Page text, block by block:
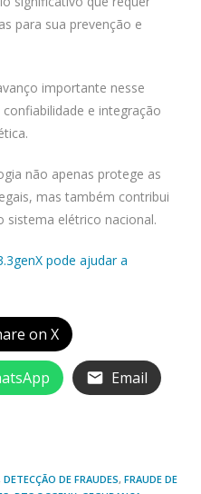
para sua prevenção e
importante nesse
e integração
não apenas protege as
mas também contribui
sistema elétrico nacional.
pode ajudar a
on X
Email
DETECÇÃO DE FRAUDES, FRAUDE DE